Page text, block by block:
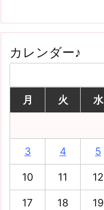
カレンダー♪
月 火 水
3 4 5
10 11 12
17 18 19